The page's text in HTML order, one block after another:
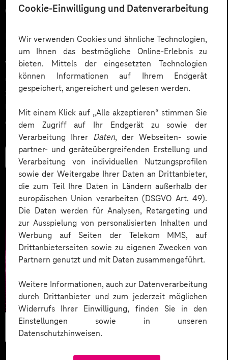
Cookie-Einwilligung und Datenverarbeitung
Wir verwenden Cookies und ähnliche Technologien,
um Ihnen das bestmögliche Online-Erlebnis zu
bieten. Mittels der eingesetzten Technologien
können Informationen auf Ihrem Endgerät
gespeichert, angereichert und gelesen werden.
Mit einem Klick auf „Alle akzeptieren“ stimmen Sie
dem Zugriff auf Ihr Endgerät zu sowie der
Verarbeitung Ihrer Daten, der Webseiten- sowie
partner- und geräteübergreifenden Erstellung und
Verarbeitung von individuellen Nutzungsprofilen
sowie der Weitergabe Ihrer Daten an Drittanbieter,
die zum Teil Ihre Daten in Ländern außerhalb der
europäischen Union verarbeiten (DSGVO Art. 49).
Die Daten werden für Analysen, Retargeting und
zur Ausspielung von personalisierten Inhalten und
Werbung auf Seiten der Telekom MMS, auf
Drittanbieterseiten sowie zu eigenen Zwecken von
Partnern genutzt und mit Daten zusammengeführt.
Weitere Informationen, auch zur Datenverarbeitung
durch Drittanbieter und zum jederzeit möglichen
Widerrufs Ihrer Einwilligung, finden Sie in den
Einstellungen sowie in unseren
Datenschutzhinweisen.
echten Mehrwert schaffen
Microsoft 365 Copilot ist für viele Unternehmen der
Einstieg in KI. Der nächste Schritt sind KI-Agenten, die
Wissen verfügbar machen, Prozesse automatisieren
und fundierte Entscheidungen unterstützen. Erfahren
Sie anhand konkreter Praxisbeispiele, wie
Unternehmen Microsoft KI-Agenten produktiv
einsetzen – und welchen Mehrwert sie dabei schaffen.
Mehr lesen
Workplace &
Mindset